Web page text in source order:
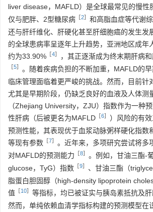
liver disease，MAFLD）是全球最常见的慢性
仅与肥胖、2型糖尿病 ［2］ 和高脂血症等代谢
还与肝纤维化、肝硬化甚至肝细胞癌的发生发
的全球患病率呈逐年上升趋势，亚洲地区成年
约为33.90% ［4］ ，其正逐渐成为终末期肝病
［5］ 。随着疾病负担的不断加重，MAFLD的
临床管理面临着更严峻的挑战。然而，目前针
尤其是早期阶段，仍缺乏良好的血液及人体测
（Zhejiang University，ZJU）指数作为一种
性肝病（后被更名为MAFLD ［6］ ）风险的有
预测性能，其表现优于血浆动脉粥样硬化指数
等现有参数 ［7］ 。近年来，多项研究尝试将多
对MAFLD的预测能力 ［8］ 。例如，甘油三酯-
glucose，TyG）指数 ［9］ 、甘油三酯（
脂蛋白胆固醇（high-density lipoprotein
值 ［10］ 等指标，均已被证实与胰岛素抵抗及肝
然而，单纯依赖血清学指标构建的预测模型在